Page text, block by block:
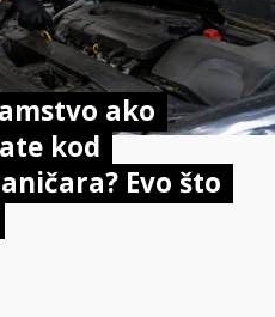
ako
kod
Evo što